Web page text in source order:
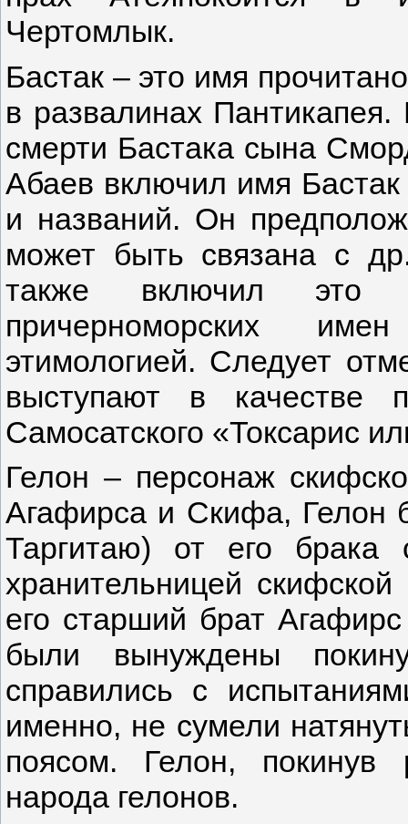
Чертомлык.
Бастак – это имя
в развалинах
смерти Бастака сына
Абаев включил имя
и названий. Он
может быть связана с
также включил это
причерноморских
этимологией. Следует
выступают в качестве
Самосатского «Токсариc
Гелон – персонаж
Агафирса и Скифа, Гелон
Таргитаю) от его брака
хранительницей
его старший брат
были вынуждены
справились с
именно, не сумели
поясом. Гелон, покинув
народа гелонов.